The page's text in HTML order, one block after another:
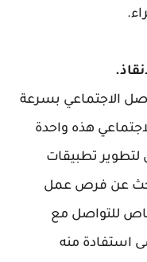
الاجتماعي بسرعة
هذه واحدة
لتطوير تطبيقات
عن فرص عمل
للتواصل مع
استفادة منه